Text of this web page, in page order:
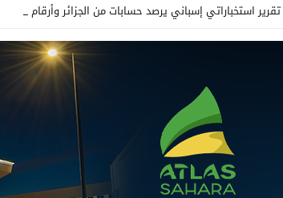
تقرير استخباراتي إسباني يرصد حسابات من الجزائر وأرقاما بـ”213+” _
Stop